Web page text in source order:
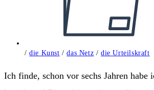
/ die Kunst / das Netz / die Urteilskraft
Ich finde, schon vor sechs Jahren habe